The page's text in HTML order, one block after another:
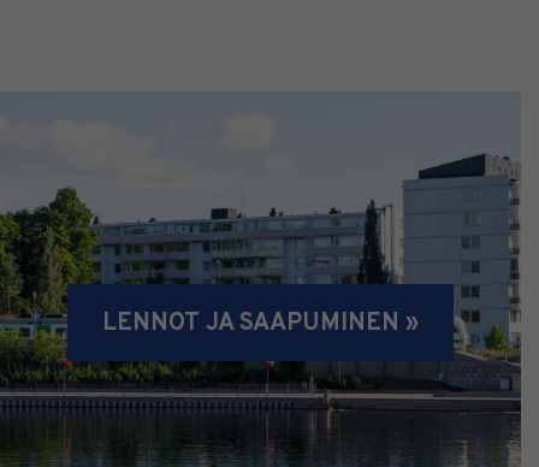
LENNOT JA SAAPUMINEN »